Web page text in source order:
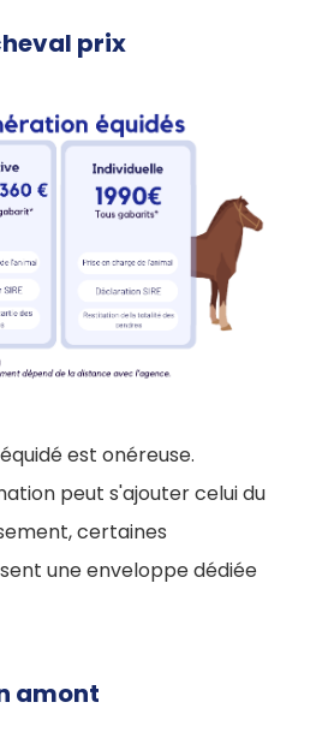
prix
est onéreuse.
peut s'ajouter celui du
certaines
une enveloppe dédiée
amont